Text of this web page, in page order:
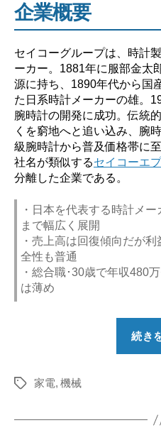
企業概要
セイコーグループは、時計
ーカー。1881年に服部金太
源に持ち、1890年代から国
た日系時計メーカーの雄。
腕時計の開発に成功。伝統
くを窮地へと追い込み、腕
級腕時計から普及価格帯に
社名が類似するセイコーエ
分離した企業である。
・日本を代表する時計メ
まで幅広く展開
・売上高は回復傾向だが
全性も普通
・総合職･30歳で年収480
は薄め
続き
タ
家電, 機械